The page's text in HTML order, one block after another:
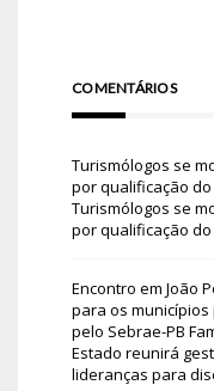
COMENTÁRIOS
Turismólogos se
por qualificação
Turismólogos se
por qualificação
Encontro em João
para os
pelo Sebrae-PB
Estado reunirá
lideranças para